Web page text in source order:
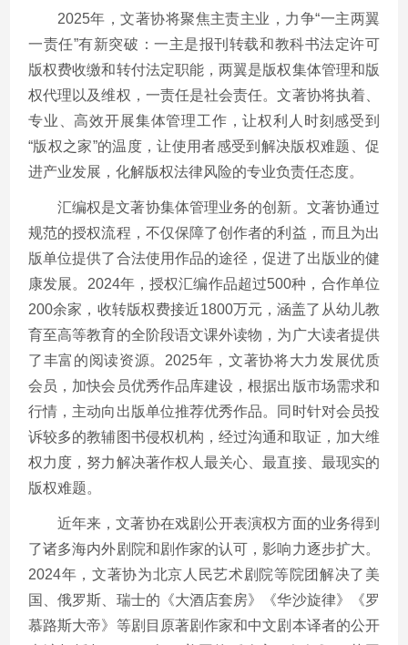
2025年，文著协将聚焦主责主业，力争“一主两翼
一责任”有新突破：一主是报刊转载和教科书法定许可
版权费收缴和转付法定职能，两翼是版权集体管理和版
权代理以及维权，一责任是社会责任。文著协将执着、
专业、高效开展集体管理工作，让权利人时刻感受到
“版权之家”的温度，让使用者感受到解决版权难题、促
进产业发展，化解版权法律风险的专业负责任态度。
汇编权是文著协集体管理业务的创新。文著协通过
规范的授权流程，不仅保障了创作者的利益，而且为出
版单位提供了合法使用作品的途径，促进了出版业的健
康发展。2024年，授权汇编作品超过500种，合作单位
200余家，收转版权费接近1800万元，涵盖了从幼儿教
育至高等教育的全阶段语文课外读物，为广大读者提供
了丰富的阅读资源。2025年，文著协将大力发展优质
会员，加快会员优秀作品库建设，根据出版市场需求和
行情，主动向出版单位推荐优秀作品。同时针对会员投
诉较多的教辅图书侵权机构，经过沟通和取证，加大维
权力度，努力解决著作权人最关心、最直接、最现实的
版权难题。
近年来，文著协在戏剧公开表演权方面的业务得到
了诸多海内外剧院和剧作家的认可，影响力逐步扩大。
2024年，文著协为北京人民艺术剧院等院团解决了美
国、俄罗斯、瑞士的《大酒店套房》《华沙旋律》《罗
慕路斯大帝》等剧目原著剧作家和中文剧本译者的公开